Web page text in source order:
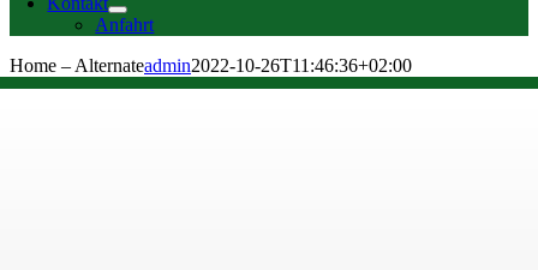
Anfahrt
Home – Alternateadmin2022-10-26T11:46:36+02:00